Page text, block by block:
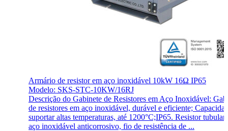
Armário de resistor em aço inoxidável 10kW 16Ω IP65
Modelo: SKS-STC-10KW/16RJ
Descrição do Gabinete de Resistores em Aço Inoxidável:
de resistores em aço inoxidável, durável e eficiente;
suportar altas temperaturas, até 1200°C;IP65. Resistor tubular
aço inoxidável anticorrosivo, fio de resistência de ...